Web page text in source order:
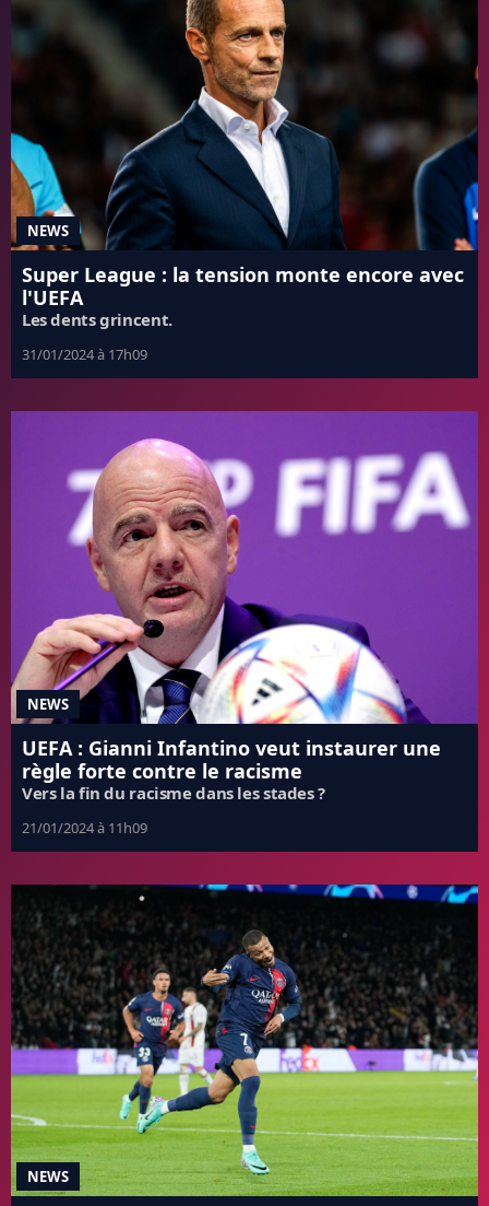
NEWS
Super League : la tension monte encore avec
l'UEFA
Les dents grincent.
31/01/2024 à 17h09
NEWS
UEFA : Gianni Infantino veut instaurer une
règle forte contre le racisme
Vers la fin du racisme dans les stades ?
21/01/2024 à 11h09
NEWS